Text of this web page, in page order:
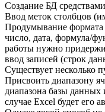
Создание БД
Ввод меток столбцов
Продумывание формата
число, дата, формула/
работы нужно
ввод записей (строк
Существует несколько
Присвоить диапазону
диапазона базы данных
случае Excel будет его